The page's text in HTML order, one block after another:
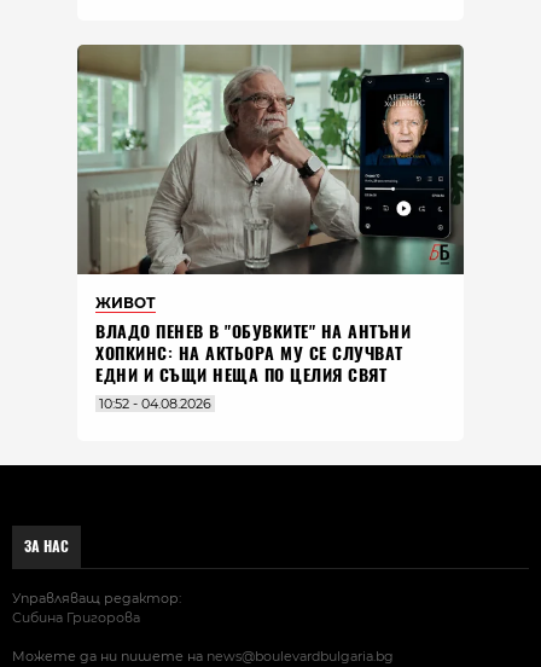
ЖИВОТ
ВЛАДO ПЕНЕВ В "ОБУВКИТЕ" НА АНТЪНИ
ХОПКИНС: НА АКТЬОРА МУ СЕ СЛУЧВАТ
ЕДНИ И СЪЩИ НЕЩА ПО ЦЕЛИЯ СВЯТ
10:52 - 04.08.2026
ЗА НАС
Управляващ редактор:
Сибина Григорова
Можете да ни пишете на news@boulevardbulgaria.bg